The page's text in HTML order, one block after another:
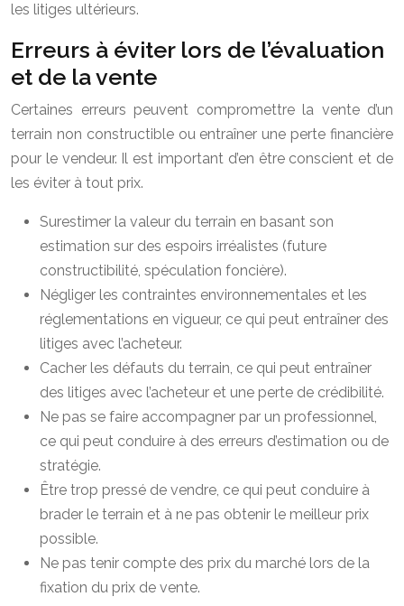
les litiges ultérieurs.
Erreurs à éviter lors de l’évaluation
et de la vente
Certaines erreurs peuvent compromettre la vente d’un
terrain non constructible ou entraîner une perte financière
pour le vendeur. Il est important d’en être conscient et de
les éviter à tout prix.
Surestimer la valeur du terrain en basant son
estimation sur des espoirs irréalistes (future
constructibilité, spéculation foncière).
Négliger les contraintes environnementales et les
réglementations en vigueur, ce qui peut entraîner des
litiges avec l’acheteur.
Cacher les défauts du terrain, ce qui peut entraîner
des litiges avec l’acheteur et une perte de crédibilité.
Ne pas se faire accompagner par un professionnel,
ce qui peut conduire à des erreurs d’estimation ou de
stratégie.
Être trop pressé de vendre, ce qui peut conduire à
brader le terrain et à ne pas obtenir le meilleur prix
possible.
Ne pas tenir compte des prix du marché lors de la
fixation du prix de vente.